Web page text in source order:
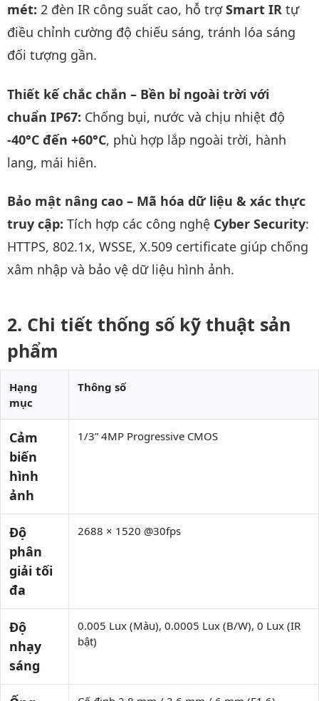
mét: 2 đèn IR công suất cao, hỗ trợSmart IR tự
điều chỉnh cường độ chiếu sáng, tránh lóa sáng
đối tượng gần.
Thiết kế chắc chắn – Bền bỉ ngoài trời với
chuẩn IP67: Chống bụi, nước và chịu nhiệt độ
-40°C đến +60°C, phù hợp lắp ngoài trời, hành
lang, mái hiên.
Bảo mật nâng cao – Mã hóa dữ liệu & xác thực
truy cập: Tích hợp các công nghệ Cyber Security:
HTTPS, 802.1x, WSSE, X.509 certificate giúp chống
xâm nhập và bảo vệ dữ liệu hình ảnh.
Chi tiết thống số kỹ thuật sản
phẩm
Hạng
mục
Thông số
Cảm
biến
hình
ảnh
1/3” 4MP Progressive CMOS
Độ
phân
giải tối
đa
2688 × 1520 @30fps
Độ
nhạy
sáng
0.005 Lux (Màu), 0.0005 Lux (B/W), 0 Lux (IR
bật)